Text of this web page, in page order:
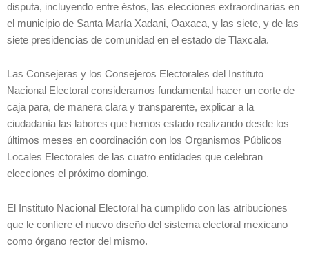
disputa, incluyendo entre éstos, las elecciones extraordinarias en
el municipio de Santa María Xadani, Oaxaca, y las siete, y de las
siete presidencias de comunidad en el estado de Tlaxcala.
Las Consejeras y los Consejeros Electorales del Instituto
Nacional Electoral consideramos fundamental hacer un corte de
caja para, de manera clara y transparente, explicar a la
ciudadanía las labores que hemos estado realizando desde los
últimos meses en coordinación con los Organismos Públicos
Locales Electorales de las cuatro entidades que celebran
elecciones el próximo domingo.
El Instituto Nacional Electoral ha cumplido con las atribuciones
que le confiere el nuevo diseño del sistema electoral mexicano
como órgano rector del mismo.